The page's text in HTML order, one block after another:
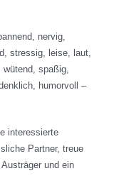
nervig,
stressig, leise, laut,
wütend, spaßig,
humorvoll –
interessierte
Partner, treue
und ein